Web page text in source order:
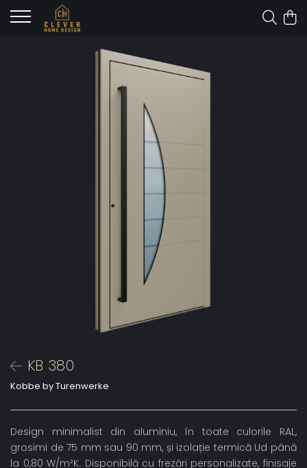
KB 380
Kobbe by Turenwerke
Design minimalist din aluminiu, în toate culorile RAL,
grosimi de 75 mm sau 90 mm, și izolație termică Ud până
la 0,80 W/m²K. Disponibilă cu frezări personalizate, finisaje